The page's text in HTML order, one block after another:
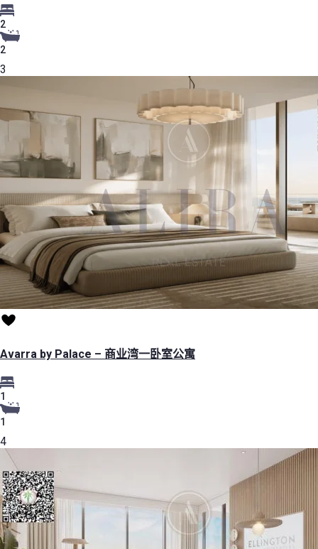
2
2
3
Avarra by Palace – 商业湾一卧室公寓
1
1
4